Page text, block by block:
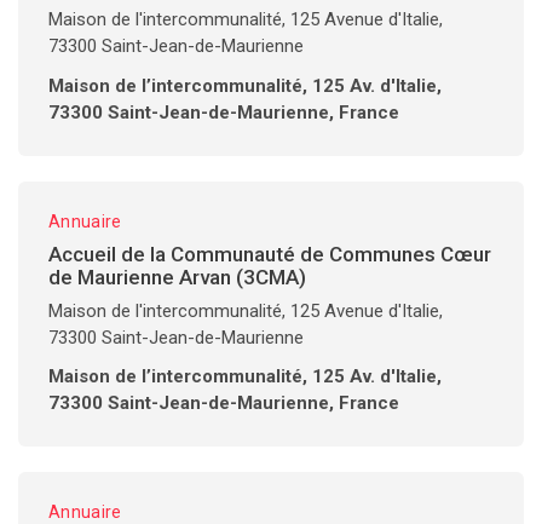
Maison de l'intercommunalité, 125 Avenue d'Italie,
73300 Saint-Jean-de-Maurienne
Maison de l’intercommunalité, 125 Av. d'Italie,
73300 Saint-Jean-de-Maurienne, France
Annuaire
Accueil de la Communauté de Communes Cœur
de Maurienne Arvan (3CMA)
Maison de l'intercommunalité, 125 Avenue d'Italie,
73300 Saint-Jean-de-Maurienne
Maison de l’intercommunalité, 125 Av. d'Italie,
73300 Saint-Jean-de-Maurienne, France
Annuaire